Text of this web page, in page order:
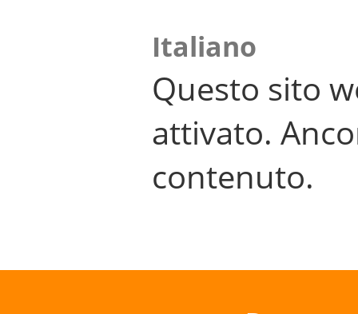
Italiano
Questo sito
attivato.
contenuto.